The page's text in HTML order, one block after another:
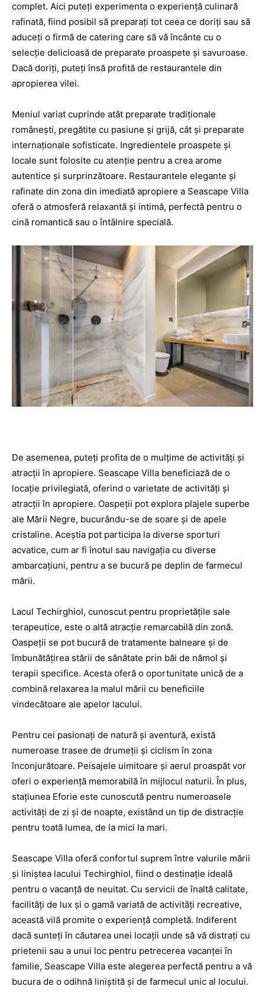
complet. Aici puteți experimenta o experiență culinară
rafinată, fiind posibil să preparați tot ceea ce doriți sau să
aduceți o firmă de catering care să vă încânte cu o
selecție delicioasă de preparate proaspete și savuroase.
Dacă doriți, puteți însă profită de restaurantele din
apropierea vilei.
Meniul variat cuprinde atât preparate tradiționale
românești, pregătite cu pasiune și grijă, cât și preparate
internaționale sofisticate. Ingredientele proaspete și
locale sunt folosite cu atenție pentru a crea arome
autentice și surprinzătoare. Restaurantele elegante și
rafinate din zona din imediată apropiere a Seascape Villa
oferă o atmosferă relaxantă și intimă, perfectă pentru o
cină romantică sau o întâlnire specială.
De asemenea, puteți profita de o mulțime de activități și
atracții în apropiere. Seascape Villa beneficiază de o
locație privilegiată, oferind o varietate de activități și
atracții în apropiere. Oaspeții pot explora plajele superbe
ale Mării Negre, bucurându-se de soare și de apele
cristaline. Aceștia pot participa la diverse sporturi
acvatice, cum ar fi înotul sau navigația cu diverse
ambarcațiuni, pentru a se bucură pe deplin de farmecul
mării.
Lacul Techirghiol, cunoscut pentru proprietățile sale
terapeutice, este o altă atracție remarcabilă din zonă.
Oaspeții se pot bucură de tratamente balneare și de
îmbunătățirea stării de sănătate prin băi de nămol și
terapii specifice. Acesta oferă o oportunitate unică de a
combină relaxarea la malul mării cu beneficiile
vindecătoare ale apelor lacului.
Pentru cei pasionați de natură și aventură, există
numeroase trasee de drumeții și ciclism în zona
înconjurătoare. Peisajele uimitoare și aerul proaspăt vor
oferi o experiență memorabilă în mijlocul naturii. În plus,
stațiunea Eforie este cunoscută pentru numeroasele
activități de zi și de noapte, existând un tip de distracție
pentru toată lumea, de la mici la mari.
Seascape Villa oferă confortul suprem între valurile mării
și liniștea lacului Techirghiol, fiind o destinație ideală
pentru o vacanță de neuitat. Cu servicii de înaltă calitate,
facilități de lux și o gamă variată de activități recreative,
această vilă promite o experiență completă. Indiferent
dacă sunteți în căutarea unei locații unde să vă distrați cu
prietenii sau a unui loc pentru petrecerea vacanței în
familie, Seascape Villa este alegerea perfectă pentru a vă
bucura de o odihnă liniștită și de farmecul unic al locului.